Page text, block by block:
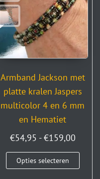
Armband Jackson met
platte kralen Jaspers
multicolor 4 en 6 mm
en Hematiet
€54,95 - €159,00
Opties selecteren